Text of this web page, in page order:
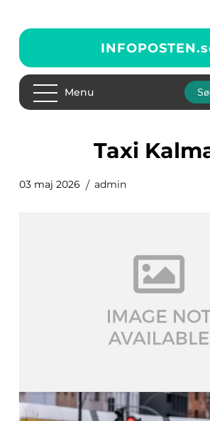
INFOPOSTEN.
Menu
Taxi
03 maj 2026 admin